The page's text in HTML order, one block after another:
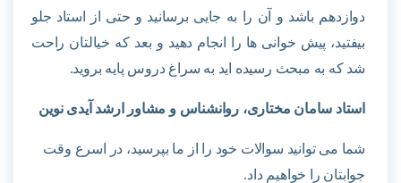
دوازدهم باشد و آن را به جایی برسانید و حتی از استاد جلو
بیفتید، پیش خوانی ها را انجام دهید و بعد که خیالتان راحت
شد که به مبحث رسیده اید به سراغ دروس پایه بروید.
استاد سامان مختاری، روانشناس و مشاور ارشد آیدی نوین
شما می توانید سوالات خود را از ما بپرسید، در اسرع وقت
جوابتان را خواهیم داد.